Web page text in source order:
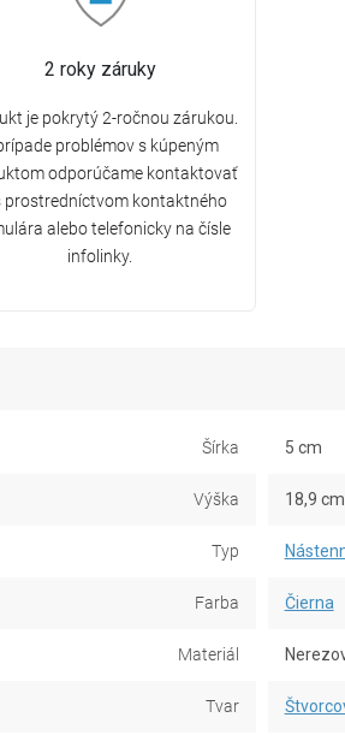
2 roky záruky
je pokrytý 2-ročnou zárukou.
problémov s kúpeným
odporúčame kontaktovať
prostredníctvom kontaktného
alebo telefonicky na čísle
infolinky.
Šírka 5 cm
Výška 18,9 cm
Typ
Farba Čierna
Materiál
Tvar